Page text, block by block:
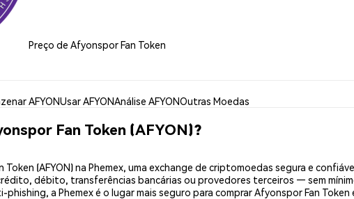
Preço de Afyonspor Fan Token
AFYONUsar AFYONAnálise AFYONOutras Moedas
Fan Token (AFYON)?
(AFYON) na Phemex, uma exchange de criptomoedas segura e
débito, transferências bancárias ou provedores terceiros — sem
a Phemex é o lugar mais seguro para comprar Afyonspor Fan